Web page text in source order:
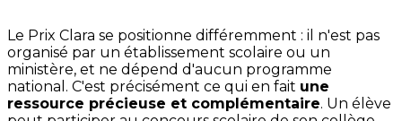
Le Prix Clara se positionne différemment : il n'est pas
organisé par un établissement scolaire ou un
ministère, et ne dépend d'aucun programme
national. C'est précisément ce qui en fait une
ressource précieuse et complémentaire. Un élève